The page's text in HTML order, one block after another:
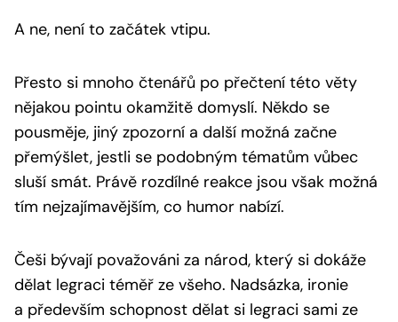
A ne, není to začátek vtipu.
Přesto si mnoho čtenářů po přečtení této věty
nějakou pointu okamžitě domyslí. Někdo se
pousměje, jiný zpozorní a další možná začne
přemýšlet, jestli se podobným tématům vůbec
sluší smát. Právě rozdílné reakce jsou však možná
tím nejzajímavějším, co humor nabízí.
Češi bývají považováni za národ, který si dokáže
dělat legraci téměř ze všeho. Nadsázka, ironie
a především schopnost dělat si legraci sami ze